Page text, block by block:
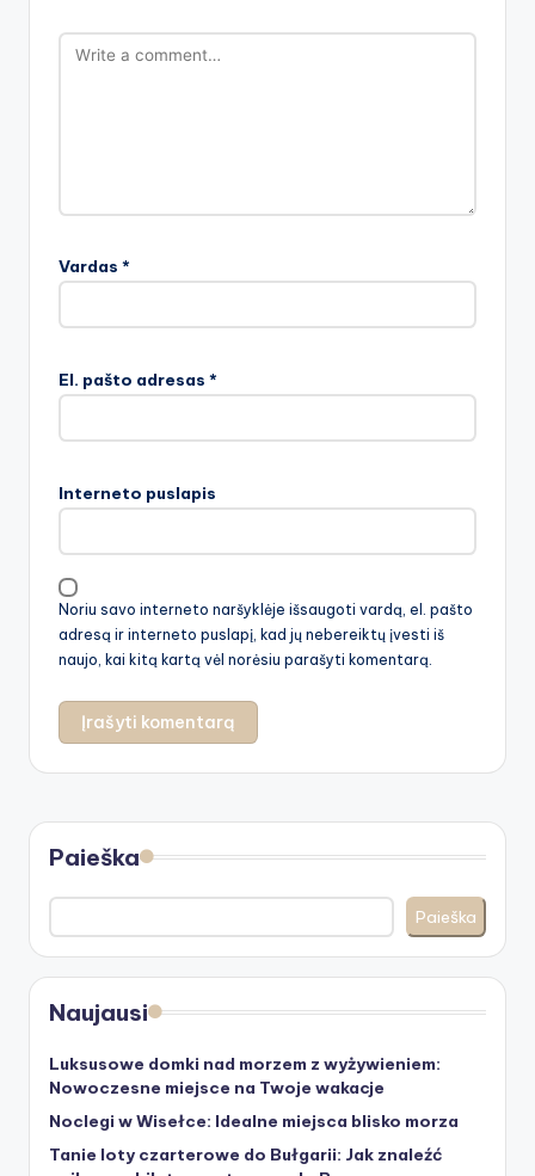
Vardas *
El. pašto adresas *
Interneto puslapis
Noriu savo interneto naršyklėje išsaugoti vardą, el. pašto
adresą ir interneto puslapį, kad jų nebereiktų įvesti iš
naujo, kai kitą kartą vėl norėsiu parašyti komentarą.
Paieška
Paieška
Naujausi
Luksusowe domki nad morzem z wyżywieniem:
Nowoczesne miejsce na Twoje wakacje
Noclegi w Wisełce: Idealne miejsca blisko morza
Tanie loty czarterowe do Bułgarii: Jak znaleźć